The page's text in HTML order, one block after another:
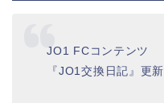
JO1 FCコンテンツ
『JO1交換日記』更新